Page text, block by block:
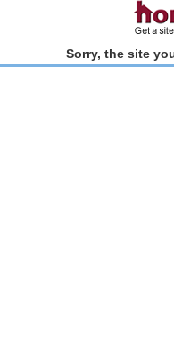
Sorry, the site